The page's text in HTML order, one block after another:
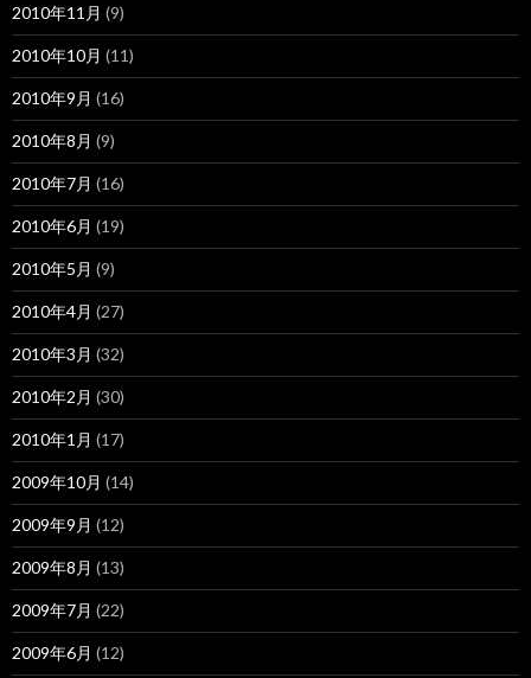
2010年11月 (9)
2010年10月 (11)
2010年9月 (16)
2010年8月 (9)
2010年7月 (16)
2010年6月 (19)
2010年5月 (9)
2010年4月 (27)
2010年3月 (32)
2010年2月 (30)
2010年1月 (17)
2009年10月 (14)
2009年9月 (12)
2009年8月 (13)
2009年7月 (22)
2009年6月 (12)